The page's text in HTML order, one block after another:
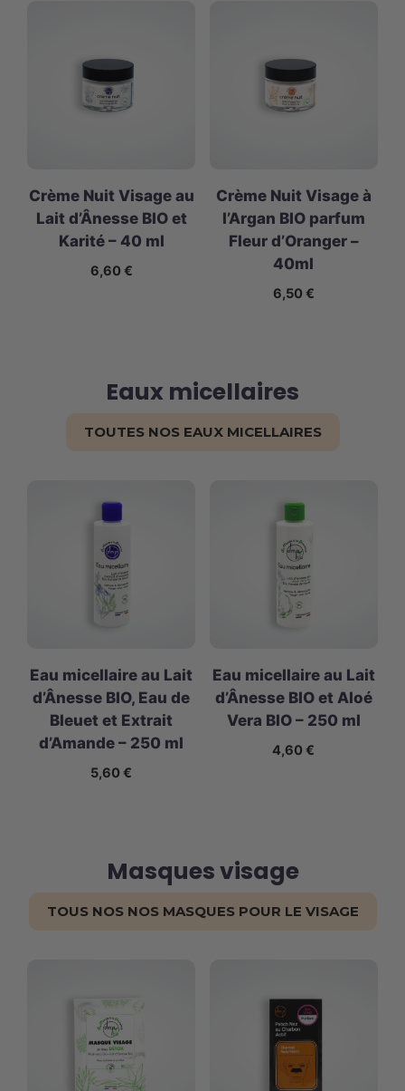
Crème Nuit Visage au
Lait d’Ânesse BIO et
Karité – 40 ml
6,60 €
Crème Nuit Visage à
l’Argan BIO parfum
Fleur d’Oranger –
40ml
6,50 €
Eaux micellaires
TOUTES NOS EAUX MICELLAIRES
Eau micellaire au Lait
d’Ânesse BIO, Eau de
Bleuet et Extrait
d’Amande – 250 ml
5,60€
Eau micellaire au Lait
d’Ânesse BIO et Aloé
Vera BIO – 250 ml
4,60€
Masques visage
TOUS NOS NOS MASQUES POUR LE VISAGE